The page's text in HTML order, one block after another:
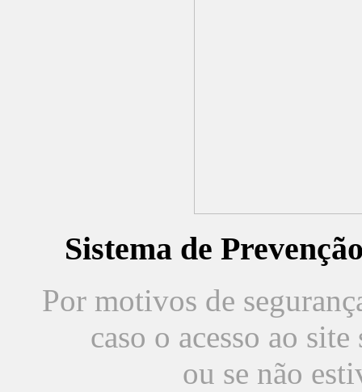
Sistema de
Por motivos de
caso o acesso ao
ou se não